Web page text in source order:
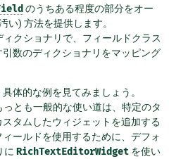
のうちある程度の部分をオー
い) 方法を提供します。
クショナリで、フィールドクラス
数のディクショナリをマッピング
体的な例を見てみましょう。
とも一般的な使い道は、特定のタ
タムしたウィジェットを追加する
ールドを使用するために、デフォ
に RichTextEditorWidgetを使い